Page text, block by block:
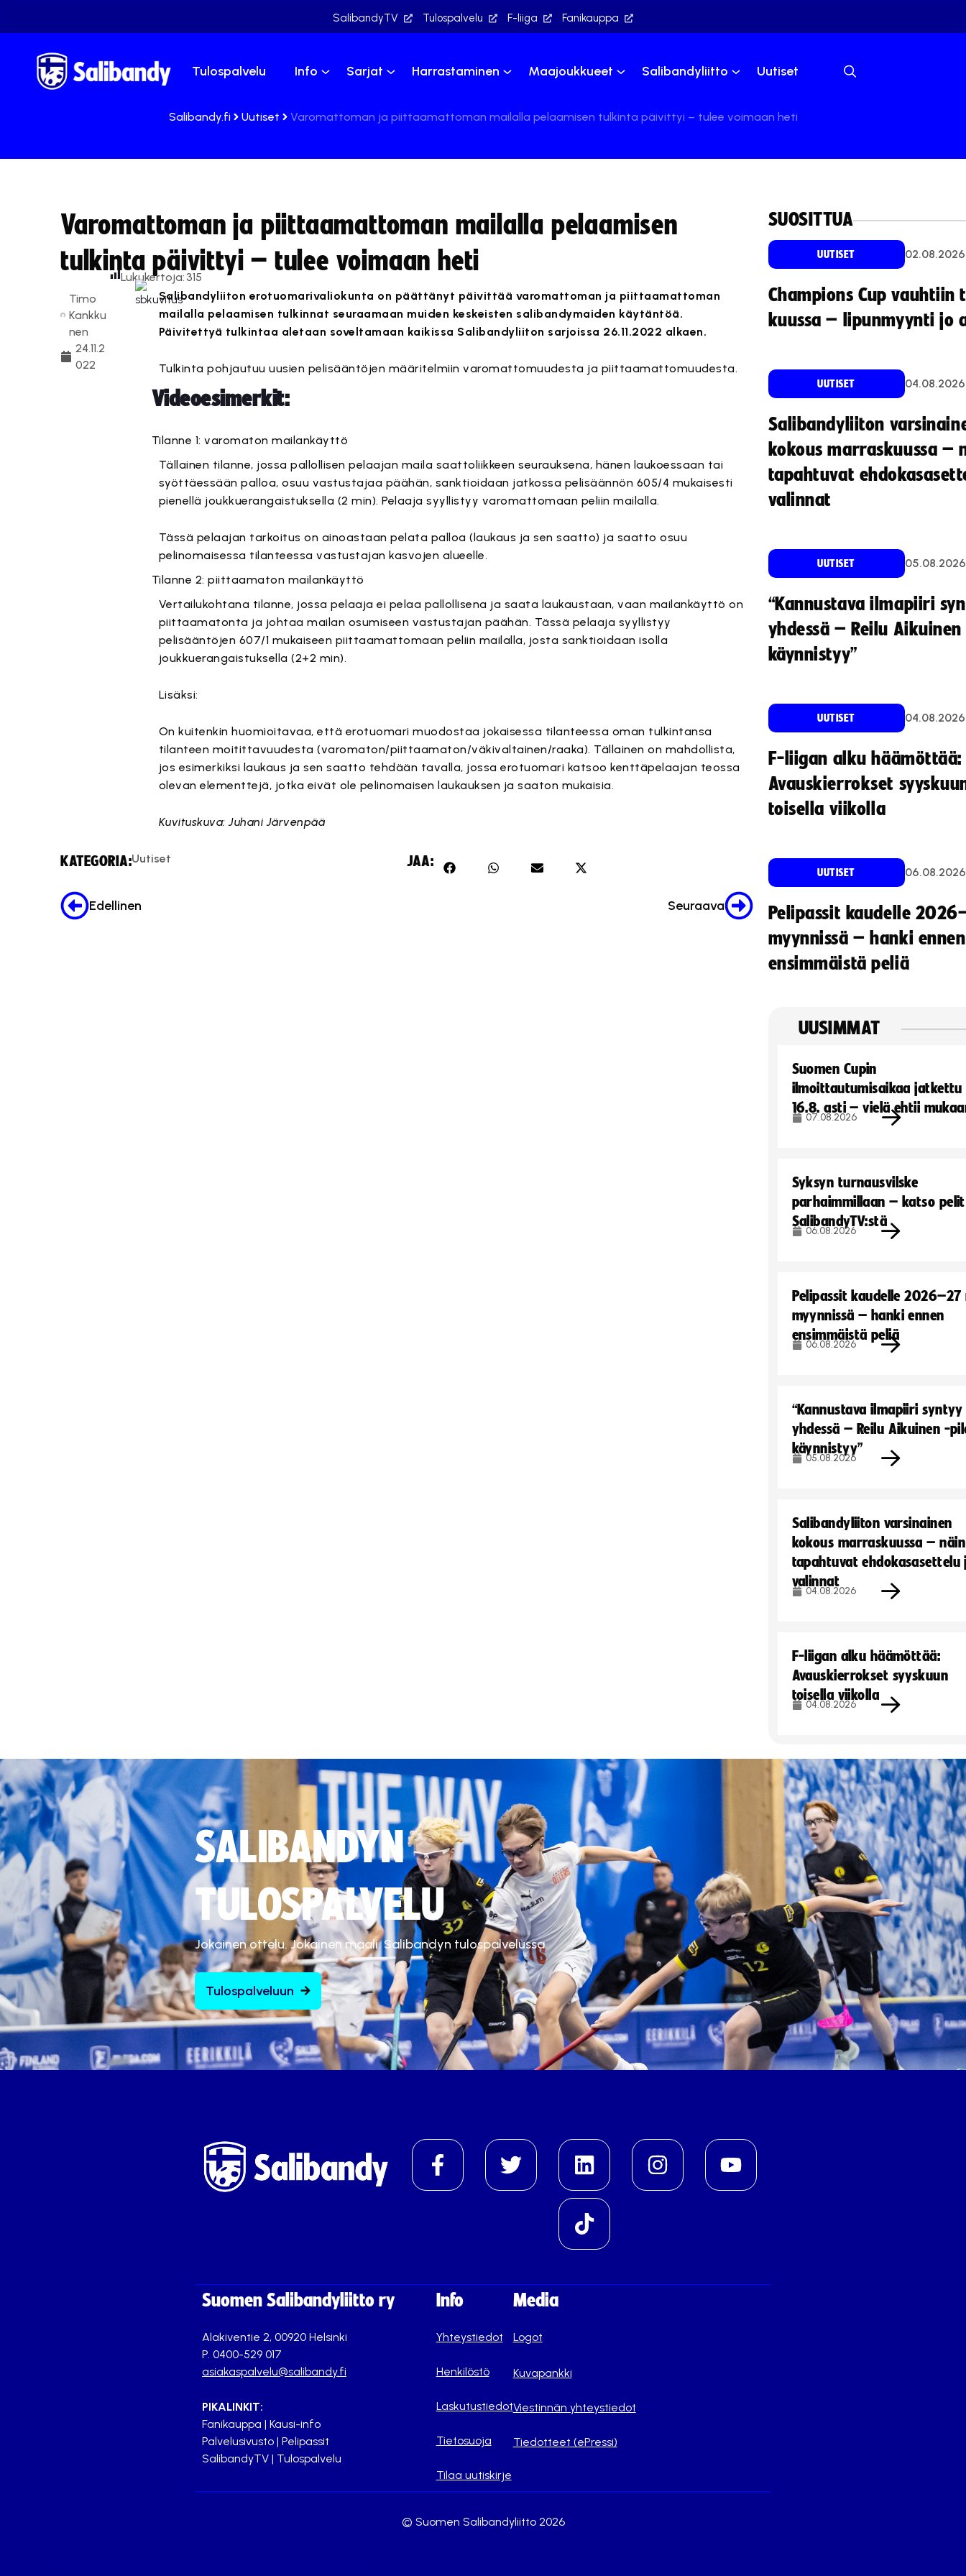
SalibandyTV Tulospalvelu F-liiga Fanikauppa
Tulospalvelu Info Sarjat Harrastaminen Maajoukkueet Salibandyliitto Uutiset
Salibandy.fi Uutiset Varomattoman ja piittaamattoman mailalla pelaamisen tulkinta päivittyi – tulee voimaan heti
Varomattoman ja piittaamattoman mailalla pelaamisen
tulkinta päivittyi – tulee voimaan heti
Timo
Kankku
nen
24.11.2
022
Lukukertoja: 315
Salibandyliiton erotuomarivaliokunta on päättänyt päivittää varomattoman ja piittaamattoman
mailalla pelaamisen tulkinnat seuraamaan muiden keskeisten salibandymaiden käytäntöä.
Päivitettyä tulkintaa aletaan soveltamaan kaikissa Salibandyliiton sarjoissa 26.11.2022 alkaen.
Tulkinta pohjautuu uusien pelisääntöjen määritelmiin varomattomuudesta ja piittaamattomuudesta.
Videoesimerkit:
Tämä sisältö on estetty, koska se vaatii markkinointievästeitä.
Hyväksy markkinointievästeet
Tilanne 1: varomaton mailankäyttö
Tällainen tilanne, jossa pallollisen pelaajan maila saattoliikkeen seurauksena, hänen laukoessaan tai
syöttäessään palloa, osuu vastustajaa päähän, sanktioidaan jatkossa pelisäännön 605/4 mukaisesti
pienellä joukkuerangaistuksella (2 min). Pelaaja syyllistyy varomattomaan peliin mailalla.
Tässä pelaajan tarkoitus on ainoastaan pelata palloa (laukaus ja sen saatto) ja saatto osuu
pelinomaisessa tilanteessa vastustajan kasvojen alueelle.
Tämä sisältö on estetty, koska se vaatii markkinointievästeitä.
Hyväksy markkinointievästeet
Tilanne 2: piittaamaton mailankäyttö
Vertailukohtana tilanne, jossa pelaaja ei pelaa pallollisena ja saata laukaustaan, vaan mailankäyttö on
piittaamatonta ja johtaa mailan osumiseen vastustajan päähän. Tässä pelaaja syyllistyy
pelisääntöjen 607/1 mukaiseen piittaamattomaan peliin mailalla, josta sanktioidaan isolla
joukkuerangaistuksella (2+2 min).
Lisäksi:
On kuitenkin huomioitavaa, että erotuomari muodostaa jokaisessa tilanteessa oman tulkintansa
tilanteen moitittavuudesta (varomaton/piittaamaton/väkivaltainen/raaka). Tällainen on mahdollista,
jos esimerkiksi laukaus ja sen saatto tehdään tavalla, jossa erotuomari katsoo kenttäpelaajan teossa
olevan elementtejä, jotka eivät ole pelinomaisen laukauksen ja saaton mukaisia.
Kuvituskuva: Juhani Järvenpää
KATEGORIA:Uutiset JAA:
Edellinen Seuraava
SUOSITTUA
UUTISET 02.08.2026
Champions Cup vauhtiin
kuussa – lipunmyynti jo
UUTISET 04.08.2026
Salibandyliiton
kokous marraskuussa –
tapahtuvat
valinnat
UUTISET 05.08.2026
“Kannustava ilmapiiri
yhdessä – Reilu
käynnistyy”
UUTISET 04.08.2026
F-liigan alku häämöttää:
Avauskierrokset
toisella viikolla
UUTISET 06.08.2026
Pelipassit kaudelle
myynnissä – hanki ennen
ensimmäistä peliä
UUSIMMAT
Suomen Cupin
ilmoittautumisaikaa jatkettu
16.8. asti – vielä ehtii
07.08.2026
Syksyn turnausvilske
parhaimmillaan – katso pelit
SalibandyTV:stä
06.08.2026
Pelipassit kaudelle
myynnissä – hanki ennen
ensimmäistä peliä
06.08.2026
“Kannustava ilmapiiri syntyy
yhdessä – Reilu Aikuinen -
käynnistyy”
05.08.2026
Salibandyliiton varsinainen
kokous marraskuussa – näin
tapahtuvat ehdokasasettelu
valinnat
04.08.2026
F-liigan alku häämöttää:
Avauskierrokset syyskuun
toisella viikolla
04.08.2026
SALIBANDYN
TULOSPALVELU
Jokainen ottelu. Jokainen maali. Salibandyn tulospalvelussa.
Tulospalveluun
Suomen Salibandyliitto ry
Alakiventie 2, 00920 Helsinki
P. 0400-529 017
asiakaspalvelu@salibandy.fi
PIKALINKIT:
Fanikauppa | Kausi-info
Palvelusivusto | Pelipassit
SalibandyTV | Tulospalvelu
Info
Yhteystiedot
Henkilöstö
Laskutustiedot
Tietosuoja
Tilaa uutiskirje
Media
Logot
Kuvapankki
Viestinnän yhteystiedot
Tiedotteet (ePressi)
© Suomen Salibandyliitto 2026